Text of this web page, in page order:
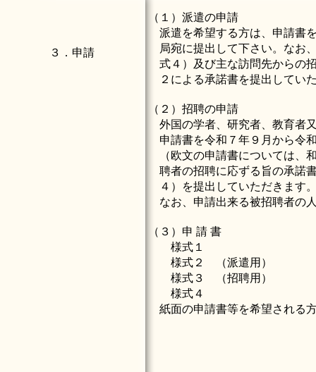
（１）派遣の申請
派遣を希望する方は、申請書
局宛に提出して下さい。なお
式４ ）及び主な訪問先からの
２ による承諾書を提出してい
（２）招聘の申請
外国の学者、研究者、教育者
申請書を令和７年９月から令
（欧文の申請書については、
聘者の招聘に応ずる旨の承諾
４ ）を提出していただきます
なお、申請出来る被招聘者の
（３）申 請 書
様式１
様式２
（派遣用）
様式３
（招聘用）
様式４
紙面の申請書等を希望される
３．申請